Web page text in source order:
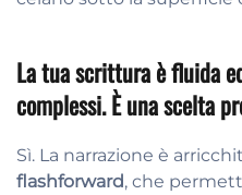
La tua scrittura è fluida
complessi. È una scelta
Sì. La narrazione è
flashforward, che